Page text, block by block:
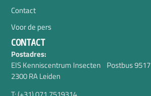
Contact
Voor de pers
CONTACT
Postadres:
EIS Kenniscentrum Insecten Postbus 9517
2300 RA Leiden